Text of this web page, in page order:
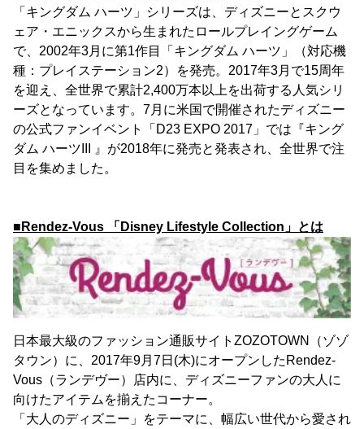
「キングダム ハーツ」シリーズは、ディズニーとスクウ
ェア・エニックスから生まれたロールプレイングゲーム
で、2002年3月に第1作目「キングダム ハーツ」（対応機
種：プレイステーション2）を発売。2017年3月で15周年
を迎え、全世界で累計2,400万本以上を出荷する人気シリ
ーズとなっています。7月に米国で開催されたディズニー
の公式ファンイベント「D23 EXPO 2017」では『キング
ダム ハーツIII 』が2018年に発売と発表され、全世界で注
目を集めました。
■Rendez-Vous 「Disney Lifestyle Collection」とは
日本最大級のファッション通販サイトZOZOTOWN（ゾゾ
タウン）に、2017年9月7日(木)にオープンしたRendez-
Vous（ランデヴー）店内に、ディズニーファンの大人に
向けたアイテムを揃えたコーナー。
「大人のディズニー」をテーマに、幅広い世代から愛され